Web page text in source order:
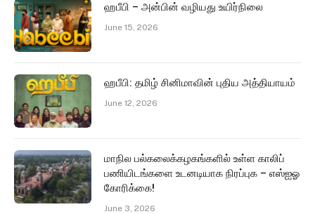
ஹபீபி – அன்பின் வழியது உயிர்நிலை
June 15, 2026
ஹபீபி: தமிழ் சினிமாவின் புதிய அத்தியாயம்
June 12, 2026
மாநில பல்கலைக்கழகங்களில் உள்ள காலிப்
பணியிடங்களை உடனடியாக நிரப்புக – எஸ்ஐஓ
கோரிக்கை!
June 3, 2026